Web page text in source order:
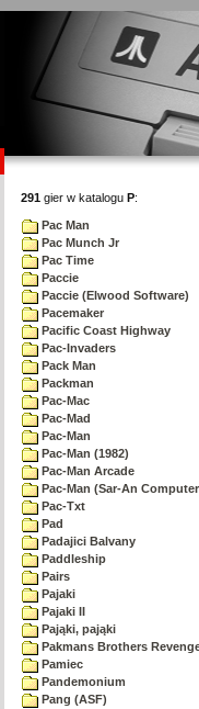
291 gier w katalogu P:
Pac Man
Pac Munch Jr
Pac Time
Paccie
Paccie (Elwood Software)
Pacemaker
Pacific Coast Highway
Pac-Invaders
Pack Man
Packman
Pac-Mac
Pac-Mad
Pac-Man
Pac-Man (1982)
Pac-Man Arcade
Pac-Man (Sar-An
Pac-Txt
Pad
Padajici Balvany
Paddleship
Pairs
Pajaki
Pajaki II
Pająki, pająki
Pakmans Brothers
Pamiec
Pandemonium
Pang (ASF)